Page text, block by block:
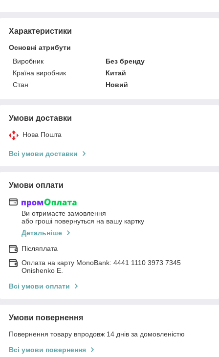
Характеристики
Основні атрибути
Виробник
Без бренду
Країна виробник
Китай
Стан
Новий
Умови доставки
Нова Пошта
Всі умови доставки
Умови оплати
Ви отримаєте замовлення
або гроші повернуться на вашу картку
Детальніше
Післяплата
Оплата на карту MonoBank: 4441 1110 3973 7345
Onishenko E.
Всі умови оплати
Умови повернення
Повернення товару впродовж 14 днів за домовленістю
Всі умови повернення